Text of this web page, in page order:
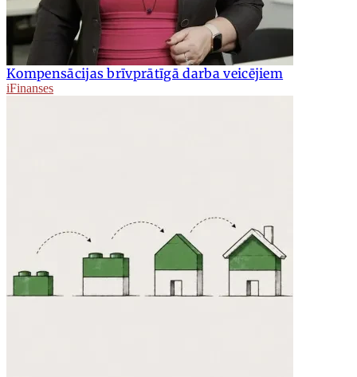
Kompensācijas brīvprātīgā darba veicējiem
iFinanses